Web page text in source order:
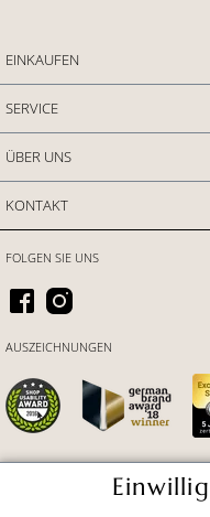
EINKAUFEN
SERVICE
ÜBER UNS
KONTAKT
FOLGEN SIE UNS
AUSZEICHNUNGEN